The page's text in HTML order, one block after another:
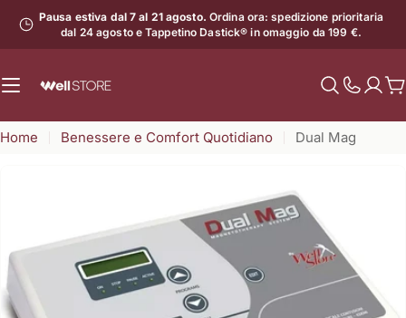
contenuto
Pausa estiva dal 7 al 21 agosto. Ordina ora: spedizione prioritaria
dal 24 agosto e Tappetino Dastick® in omaggio da 199 €.
il
numero
Home Benessere e Comfort Quotidiano Dual Mag